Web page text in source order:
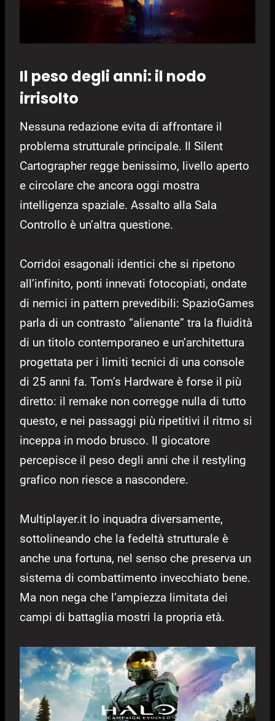
Il peso degli anni: il nodo
irrisolto
Nessuna redazione evita di affrontare il
problema strutturale principale. Il Silent
Cartographer regge benissimo, livello aperto
e circolare che ancora oggi mostra
intelligenza spaziale. Assalto alla Sala
Controllo è un’altra questione.
Corridoi esagonali identici che si ripetono
all’infinito, ponti innevati fotocopiati, ondate
di nemici in pattern prevedibili: SpazioGames
parla di un contrasto “alienante” tra la fluidità
di un titolo contemporaneo e un’architettura
progettata per i limiti tecnici di una console
di 25 anni fa. Tom’s Hardware è forse il più
diretto: il remake non corregge nulla di tutto
questo, e nei passaggi più ripetitivi il ritmo si
inceppa in modo brusco. Il giocatore
percepisce il peso degli anni che il restyling
grafico non riesce a nascondere.
Multiplayer.it lo inquadra diversamente,
sottolineando che la fedeltà strutturale è
anche una fortuna, nel senso che preserva un
sistema di combattimento invecchiato bene.
Ma non nega che l’ampiezza limitata dei
campi di battaglia mostri la propria età.